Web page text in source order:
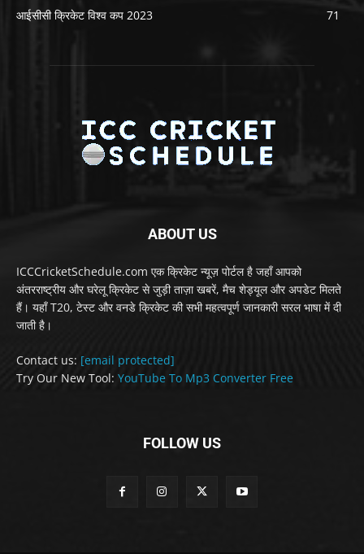
आईसीसी क्रिकेट विश्व कप 2023
71
ABOUT US
ICCCricketSchedule.com एक क्रिकेट न्यूज़ पोर्टल है जहाँ आपको
अंतरराष्ट्रीय और घरेलू क्रिकेट से जुड़ी ताज़ा खबरें, मैच शेड्यूल और अपडेट मिलते
हैं। यहाँ T20, टेस्ट और वनडे क्रिकेट की सभी महत्वपूर्ण जानकारी सरल भाषा में दी
जाती है।
Contact us: [email protected]
Try Our New Tool: YouTube To Mp3 Converter Free
FOLLOW US